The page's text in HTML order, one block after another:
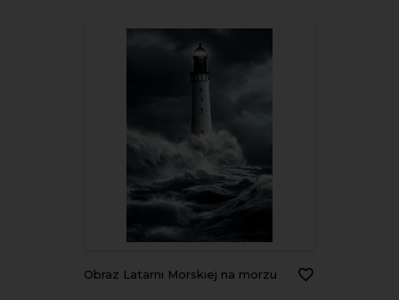
Obraz Latarni Morskiej na morzu